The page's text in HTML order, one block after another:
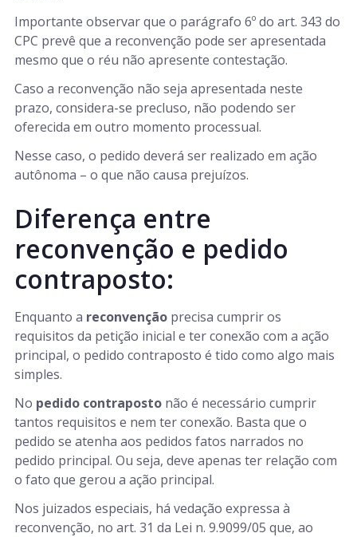
Importante observar que o parágrafo 6º do art. 343 do
CPC prevê que a reconvenção pode ser apresentada
mesmo que o réu não apresente contestação.
Caso a reconvenção não seja apresentada neste
prazo, considera-se precluso, não podendo ser
oferecida em outro momento processual.
Nesse caso, o pedido deverá ser realizado em ação
autônoma – o que não causa prejuízos.
Diferença entre
reconvenção e pedido
contraposto:
Enquanto a reconvenção precisa cumprir os
requisitos da petição inicial e ter conexão com a ação
principal, o pedido contraposto é tido como algo mais
simples.
No pedido contraposto não é necessário cumprir
tantos requisitos e nem ter conexão. Basta que o
pedido se atenha aos pedidos fatos narrados no
pedido principal. Ou seja, deve apenas ter relação com
o fato que gerou a ação principal.
Nos juizados especiais, há vedação expressa à
reconvenção, no art. 31 da Lei n. 9.9099/05 que, ao